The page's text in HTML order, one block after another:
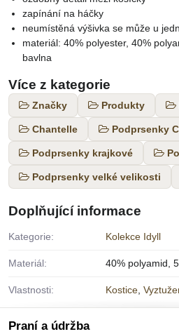
zapínání na háčky
neumístěná výšivka se může u
materiál: 40% polyester, 40%
bavlna
Více z kategorie
Značky Produkty
Chantelle Podprsenky
Podprsenky krajkové
Podprsenky velké velikosti
Doplňující informace
Kategorie: Kolekce Idyll
Materiál: 40% polyamid,
Vlastnosti: Kostice
Praní a údržba